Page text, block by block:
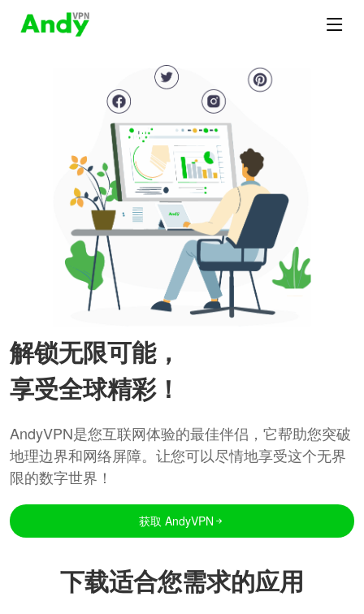
解锁无限可能，
享受全球精彩！
AndyVPN是您互联网体验的最佳伴侣，它帮助您突破
地理边界和网络屏障。让您可以尽情地享受这个无界
限的数字世界！
获取 AndyVPN
下载适合您需求的应用